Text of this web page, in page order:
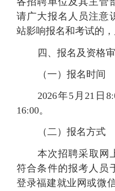
请广大报名人员注意
站影响报名和考试的，
四、报名及资格
（一）报名时间
2026年5月21日
16:00。
（二）报名方式
本次招聘采取网
符合条件的报考人员
登录福建就业网或微